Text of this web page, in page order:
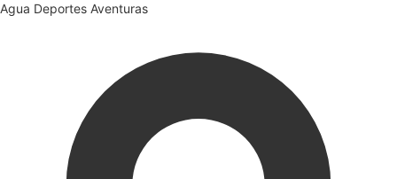
Agua Deportes Aventuras